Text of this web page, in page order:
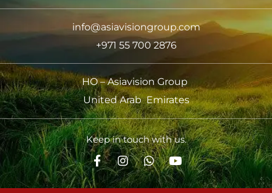
info@asiavisiongroup.com
+971 55 700 2876
HO – Asiavision Group
United Arab Emirates
Keep in touch with us.